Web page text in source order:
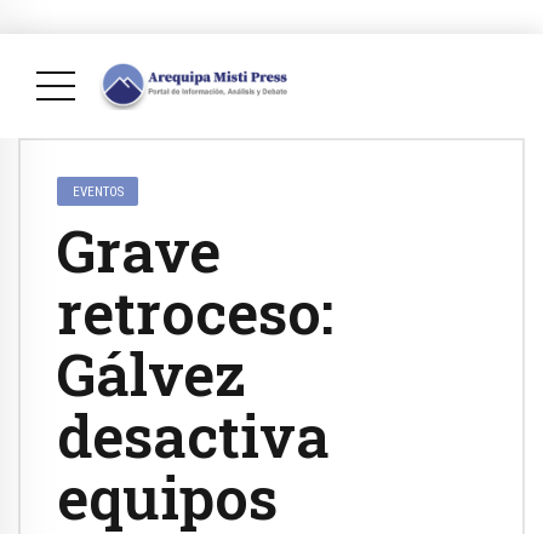
EVENTOS
Grave
retroceso:
Gálvez
desactiva
equipos